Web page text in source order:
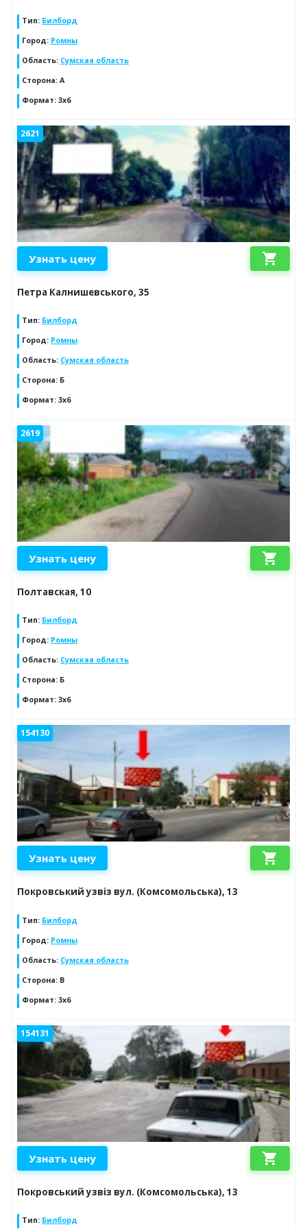
Тип: Билборд
Город: Ромны
Область: Сумская область
Сторона: A
Формат: 3х6
2621
Узнать цену shopping_cart
Петра Калнишевського, 35
Тип: Билборд
Город: Ромны
Область: Сумская область
Сторона: Б
Формат: 3x6
2619
Узнать цену shopping_cart
Полтавская, 10
Тип: Билборд
Город: Ромны
Область: Сумская область
Сторона: Б
Формат: 3x6
154130
Узнать цену shopping_cart
Покровський узвіз вул. (Комсомольська), 13
Тип: Билборд
Город: Ромны
Область: Сумская область
Сторона: B
Формат: 3x6
154131
Узнать цену shopping_cart
Покровський узвіз вул. (Комсомольська), 13
Тип: Билборд